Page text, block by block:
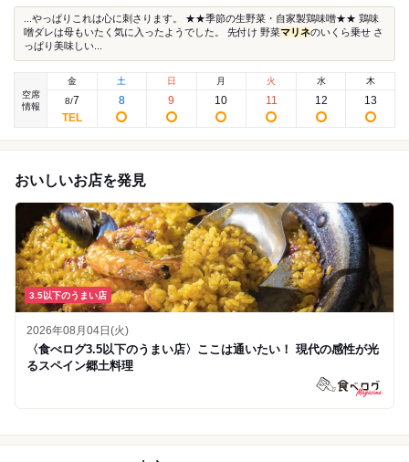
...やっぱりこれは心に刺さります。 ★★季節の生野菜・自家製鶏味噌★★ 鶏味
噌ダレは母もいたく気に入ったようでした。 先付け 野菜マリネのいくら乗せ さ
っぱり美味しい...
空席
情報
金
8/7
土
8
日
9
月
10
火
11
水
12
木
13
おいしいお店を発見
3.5以下のうまい店
2026年08月04日(火)
〈食べログ3.5以下のうまい店〉ここは通いたい！ 現代の感性が光
るスペイン郷土料理